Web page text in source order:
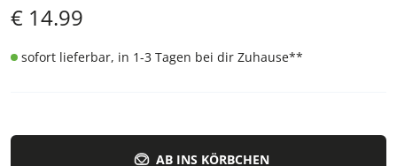
€ 14.99
sofort lieferbar, in 1-3 Tagen bei dir Zuhause**
AB INS KÖRBCHEN